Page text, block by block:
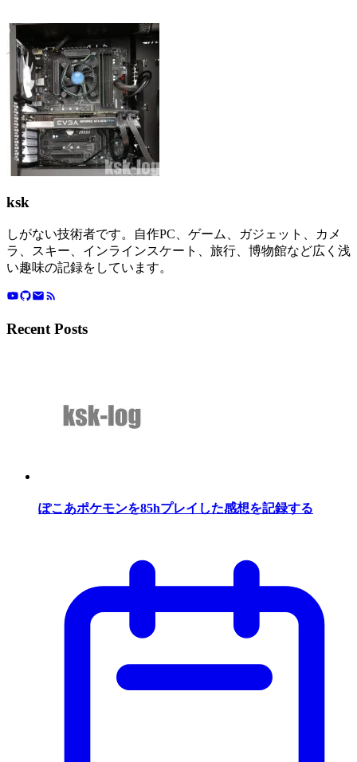
ksk
しがない技術者です。自作PC、ゲーム、ガジェット、カメ
ラ、スキー、インラインスケート、旅行、博物館など広く浅
い趣味の記録をしています。
Recent Posts
ぽこあポケモンを85hプレイした感想を記録する